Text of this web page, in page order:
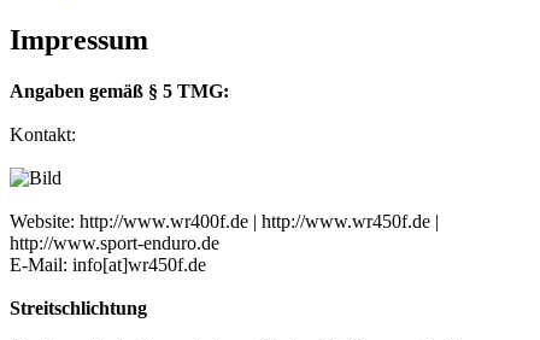
Impressum
Angaben gemäß § 5 TMG:
Kontakt:
Website: http://www.wr400f.de | http://www.wr450f.de |
http://www.sport-enduro.de
E-Mail: info[at]wr450f.de
Streitschlichtung